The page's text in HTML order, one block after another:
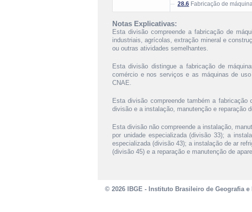
28.6 Fabricação de
Notas Explicativas:
Esta divisão compreende a fabricação de
industriais, agrícolas, extração mineral e
ou outras atividades semelhantes.
Esta divisão distingue a fabricação de
comércio e nos serviços e as máquinas de
CNAE.
Esta divisão compreende também a
divisão e a instalação, manutenção e reparação
Esta divisão não compreende a instalação,
por unidade especializada (divisão 33); a
especializada (divisão 43); a instalação de ar
(divisão 45) e a reparação e manutenção de
© 2026 IBGE - Instituto Brasileiro de Geografia e